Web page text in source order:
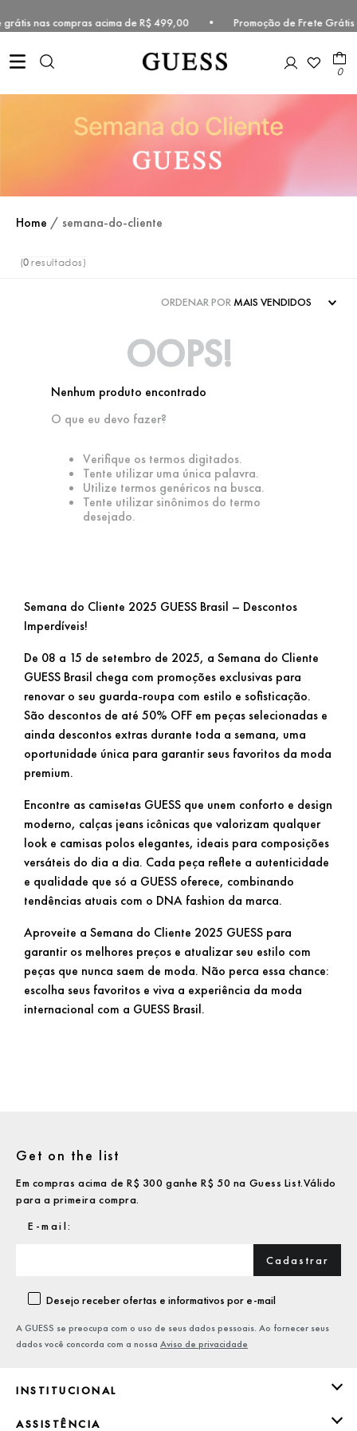
nas compras acima de R$ 499,00 • Promoção de Frete
0
Home / semana-do-cliente
0
ORDENAR POR MAIS VENDIDOS
OOPS!
Nenhum produto encontrado
O que eu devo fazer?
Verifique os termos digitados.
Tente utilizar uma única palavra.
Utilize termos genéricos na busca.
Tente utilizar sinônimos do termo
desejado.
Semana do Cliente 2025 GUESS Brasil – Descontos
Imperdíveis!
De 08 a 15 de setembro de 2025, a Semana do Cliente
GUESS Brasil chega com promoções exclusivas para
renovar o seu guarda-roupa com estilo e sofisticação.
São descontos de até 50% OFF em peças selecionadas e
ainda descontos extras durante toda a semana, uma
oportunidade única para garantir seus favoritos da moda
premium.
Encontre as camisetas GUESS que unem conforto e design
moderno, calças jeans icônicas que valorizam qualquer
look e camisas polos elegantes, ideais para composições
versáteis do dia a dia. Cada peça reflete a autenticidade
e qualidade que só a GUESS oferece, combinando
tendências atuais com o DNA fashion da marca.
Aproveite a Semana do Cliente 2025 GUESS para
garantir os melhores preços e atualizar seu estilo com
peças que nunca saem de moda. Não perca essa chance:
escolha seus favoritos e viva a experiência da moda
internacional com a GUESS Brasil.
INSTITUCIONAL
ASSISTÊNCIA
Get on the list
Em compras acima de R$ 300 ganhe R$ 50 na Guess List.Válido
para a primeira compra.
Cadastrar
Desejo receber ofertas e informativos por e-mail
A GUESS se preocupa com o uso de seus dados pessoais. Ao fornecer seus
dados você concorda com a nossa Aviso de privacidade